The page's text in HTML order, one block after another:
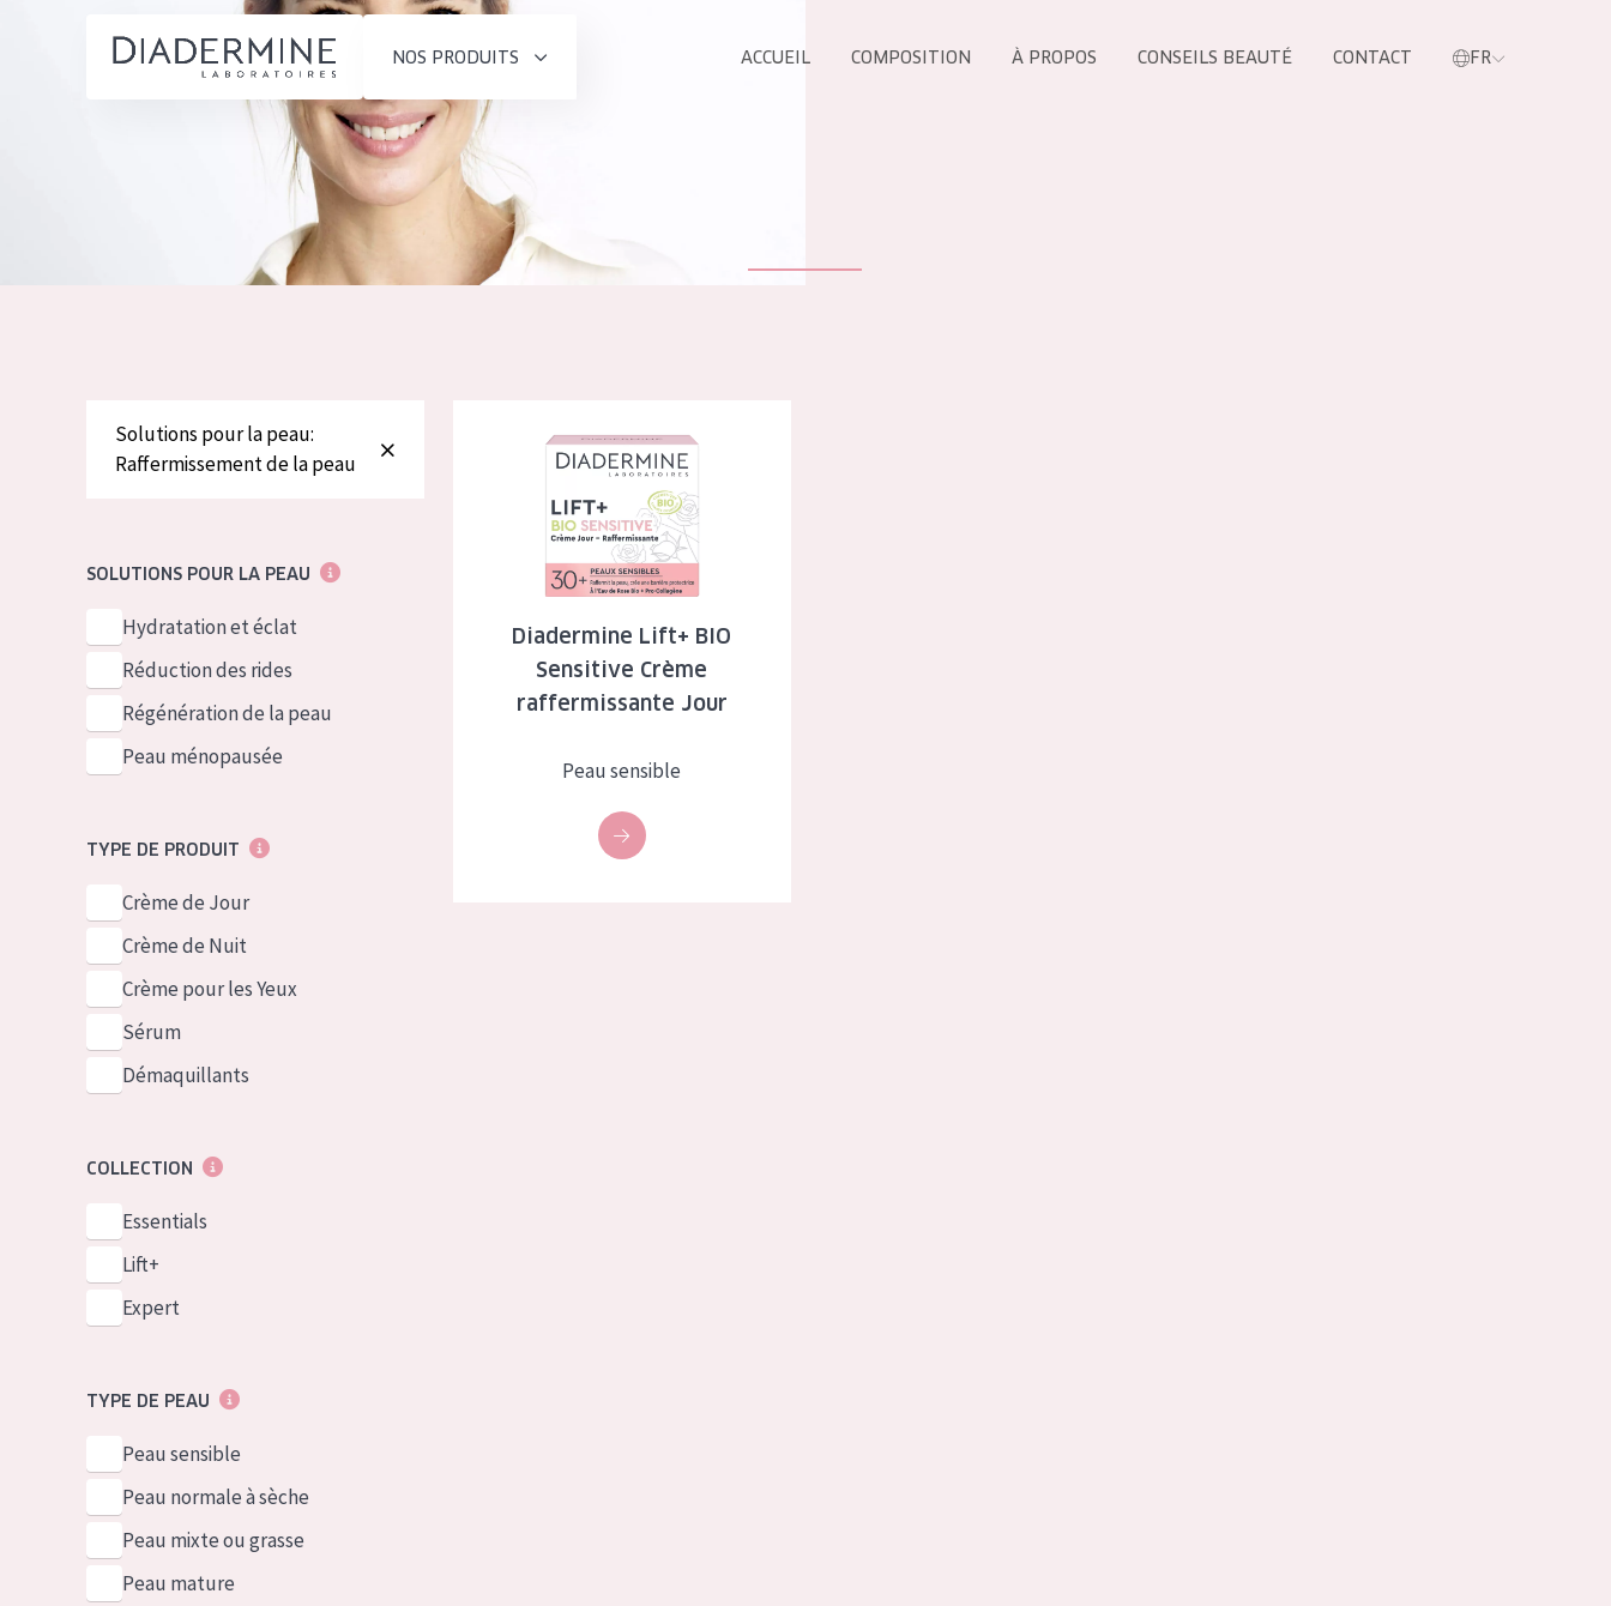
NOS PRODUITS
SOLUTIONS POUR LA PEAU
Hydratation et éclat
Réduction des rides
Peau ménopausée
TYPE DE PRODUIT
Crème de Jour
Crème de Nuit
Peau mixte ou grasse
Peau mature
ÂGE :
Tous âges
Âge : 35 à 55 ans
Âge : 55+
Voir tous les produits
ACCUEIL COMPOSITION À PROPOS CONSEILS BEAUTÉ CONTACT FR
Solutions pour la peau:
Raffermissement de la peau
SOLUTIONS POUR LA PEAU
Hydratation et éclat
Réduction des rides
Régénération de la peau
Peau ménopausée
TYPE DE PRODUIT
Crème de Jour
Crème de Nuit
Crème pour les Yeux
Sérum
Démaquillants
COLLECTION
Essentials
Lift+
Expert
TYPE DE PEAU
Peau sensible
Peau normale à sèche
Peau mixte ou grasse
Peau mature
Diadermine Lift+ BIO
Sensitive Crème
raffermissante Jour
Peau sensible